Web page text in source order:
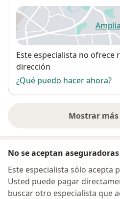
se
Disponibilidad
Este especialista no ofrece
dirección
¿Qué puedo hacer ahora?
Mostrar
No se aceptan aseguradoras
Este especialista sólo acepta
Usted puede pagar
buscar otro especialista que